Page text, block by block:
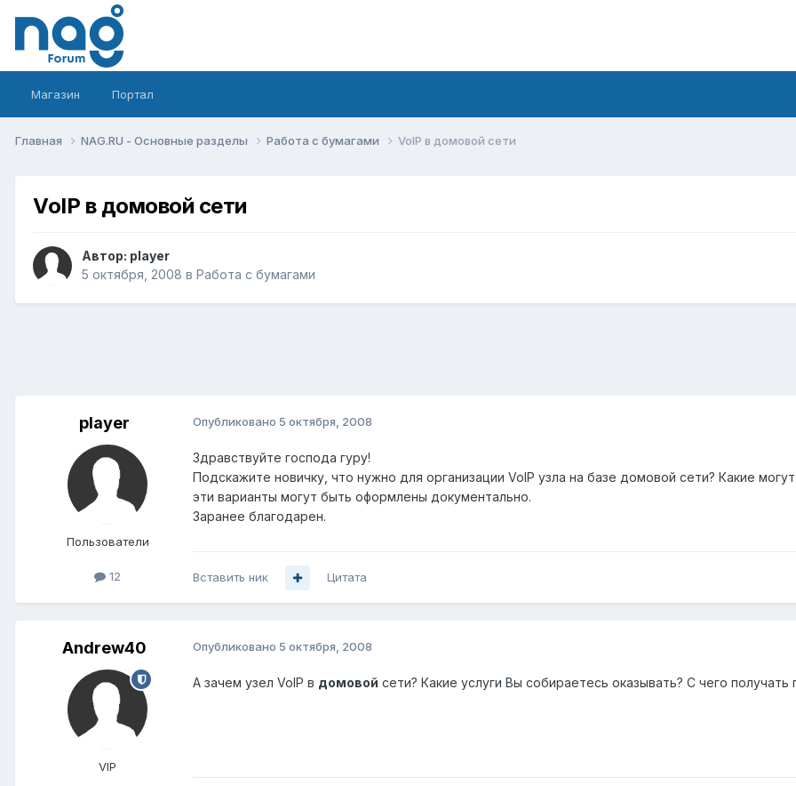
Магазин Портал
Главная NAG.RU - Основные разделы Работа с бумагами VoIP в домовой сети
VoIP в домовой сети
Автор: player
5 октября, 2008 в Работа с бумагами
player
Пользователи
12
Опубликовано 5 октября, 2008
Здравствуйте господа гуру!
Подскажите новичку, что нужно для организации VoIP узла на базе домовой сети? Какие
эти варианты могут быть оформлены документально.
Заранее благодарен.
Вставить ник Цитата
Andrew40
VIP
Опубликовано 5 октября, 2008
А зачем узел VoIP в домовой сети? Какие услуги Вы собираетесь оказывать? С чего получать